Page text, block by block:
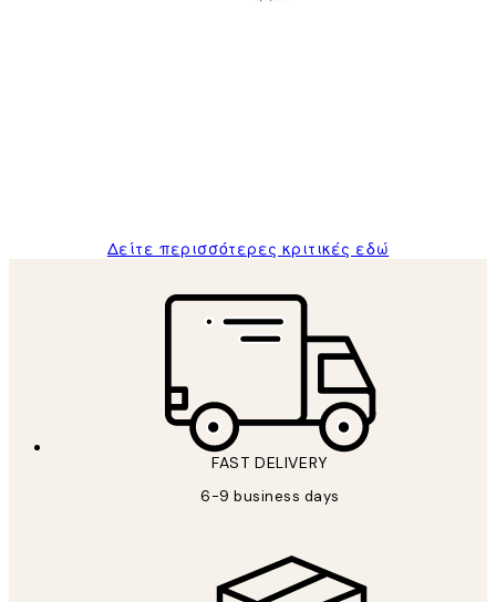
Δείτε περισσότερες κριτικές εδώ
FAST DELIVERY
6-9 business days